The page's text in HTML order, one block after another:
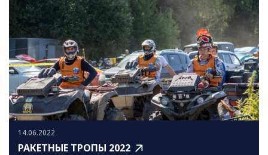
14.06.2022
РАКЕТНЫЕ ТРОПЫ 2022